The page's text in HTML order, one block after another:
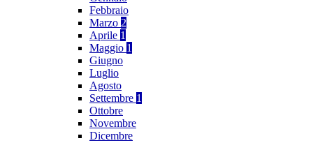
Febbraio
Marzo 2
Aprile 1
Maggio 1
Giugno
Luglio
Agosto
Settembre 1
Ottobre
Novembre
Dicembre